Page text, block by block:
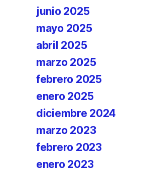
junio 2025
mayo 2025
abril 2025
marzo 2025
febrero 2025
enero 2025
diciembre 2024
marzo 2023
febrero 2023
enero 2023